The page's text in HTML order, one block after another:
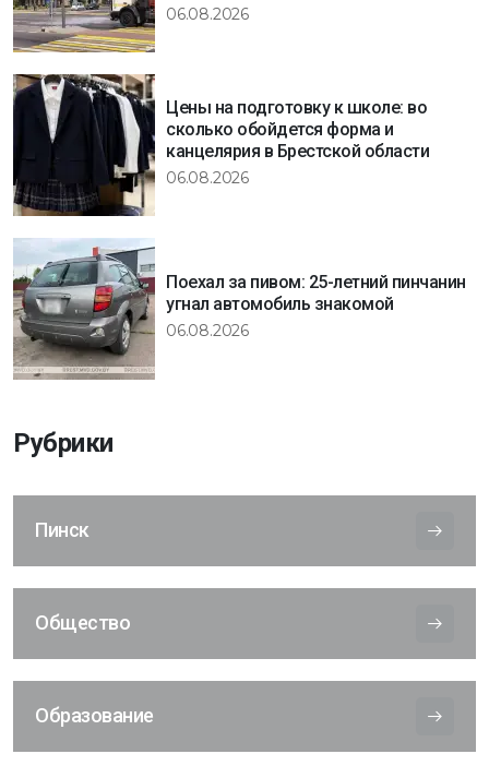
06.08.2026
Цены на подготовку к школе: во
сколько обойдется форма и
канцелярия в Брестской области
06.08.2026
Поехал за пивом: 25-летний пинчанин
угнал автомобиль знакомой
06.08.2026
Рубрики
Пинск
Общество
Образование